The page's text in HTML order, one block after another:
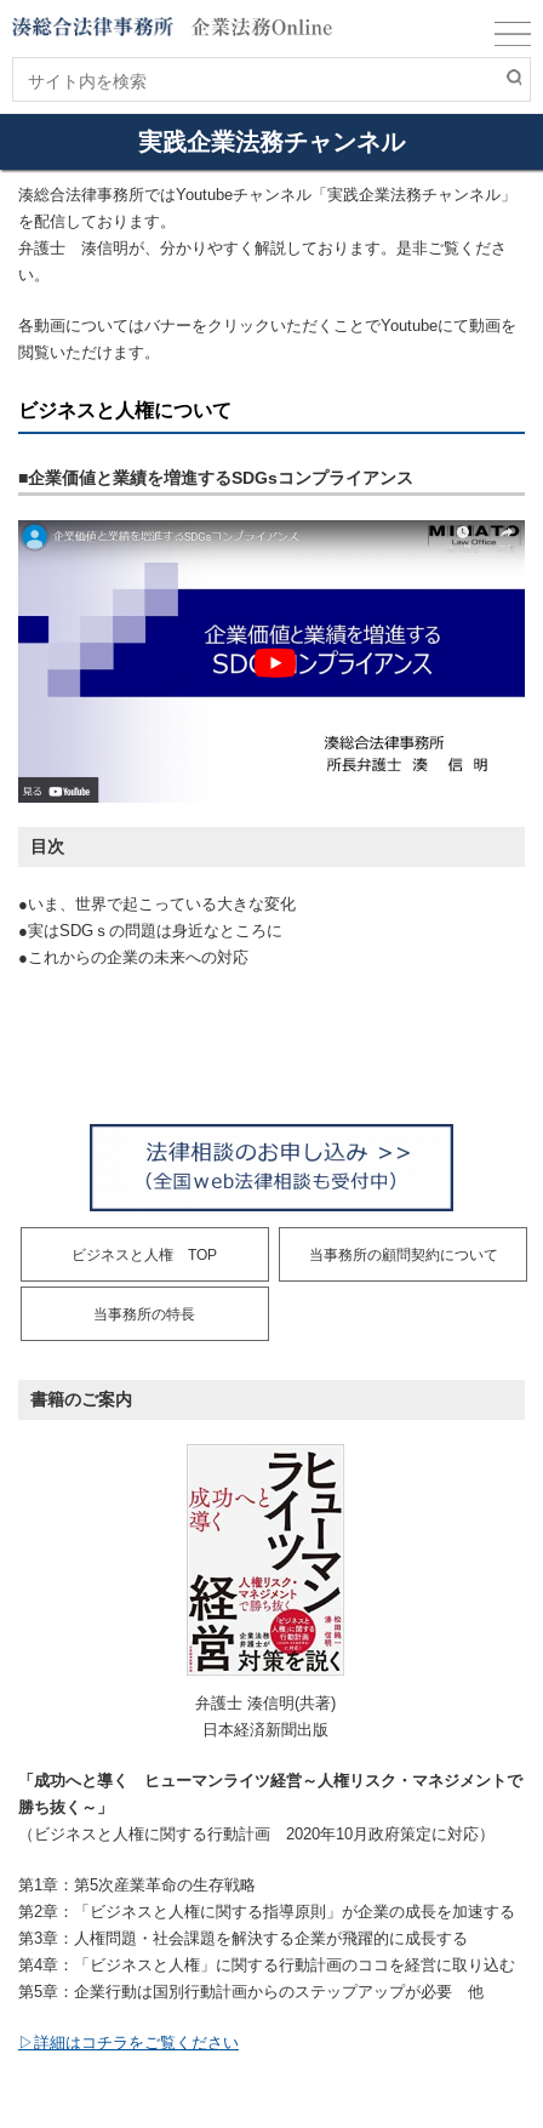
実践企業法務チャンネル
湊総合法律事務所ではYoutubeチャンネル「実践企業法務チャンネル」
を配信しております。
弁護士 湊信明が、分かりやすく解説しております。是非ご覧くださ
い。
各動画についてはバナーをクリックいただくことでYoutubeにて動画を
閲覧いただけます。
ビジネスと人権について
■企業価値と業績を増進するSDGsコンプライアンス
目次
●いま、世界で起こっている大きな変化
●実はSDGｓの問題は身近なところに
●これからの企業の未来への対応
ビジネスと人権 TOP 当事務所の顧問契約について
当事務所の特長
書籍のご案内
弁護士 湊信明(共著)
日本経済新聞出版
「成功へと導く ヒューマンライツ経営～人権リスク・マネジメントで
勝ち抜く～」
（ビジネスと人権に関する行動計画 2020年10月政府策定に対応）
第1章：第5次産業革命の生存戦略
第2章：「ビジネスと人権に関する指導原則」が企業の成長を加速する
第3章：人権問題・社会課題を解決する企業が飛躍的に成長する
第4章：「ビジネスと人権」に関する行動計画のココを経営に取り込む
第5章：企業行動は国別行動計画からのステップアップが必要 他
▷詳細はコチラをご覧ください